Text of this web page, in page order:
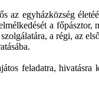
az egyházközség
a
a régi, az
feladatra,